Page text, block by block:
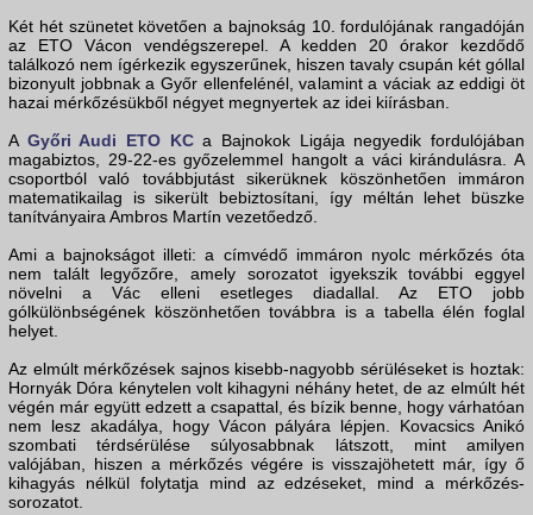
Két hét szünetet követően a bajnokság 10. fordulójának rangadóján
az ETO Vácon vendégszerepel. A kedden 20 órakor kezdődő
találkozó nem ígérkezik egyszerűnek, hiszen tavaly csupán két góllal
bizonyult jobbnak a Győr ellenfelénél, valamint a váciak az eddigi öt
hazai mérkőzésükből négyet megnyertek az idei kiírásban.
A Győri Audi ETO KCa Bajnokok Ligája negyedik fordulójában
magabiztos, 29-22-es győzelemmel hangolt a váci kirándulásra. A
csoportból való továbbjutást sikerüknek köszönhetően immáron
matematikailag is sikerült bebiztosítani, így méltán lehet büszke
tanítványaira Ambros Martín vezetőedző.
Ami a bajnokságot illeti: a címvédő immáron nyolc mérkőzés óta
nem talált legyőzőre, amely sorozatot igyekszik további eggyel
növelni a Vác elleni esetleges diadallal. Az ETO jobb
gólkülönbségének köszönhetően továbbra is a tabella élén foglal
helyet.
Az elmúlt mérkőzések sajnos kisebb-nagyobb sérüléseket is hoztak:
Hornyák Dóra kénytelen volt kihagyni néhány hetet, de az elmúlt hét
végén már együtt edzett a csapattal, és bízik benne, hogy várhatóan
nem lesz akadálya, hogy Vácon pályára lépjen. Kovacsics Anikó
szombati térdsérülése súlyosabbnak látszott, mint amilyen
valójában, hiszen a mérkőzés végére is visszajöhetett már, így ő
kihagyás nélkül folytatja mind az edzéseket, mind a mérkőzés-
sorozatot.